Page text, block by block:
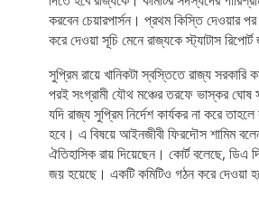
করবেন চেয়ারপার্সন। প্রথম কিস্তি দেওয়ার পর
করে দেওয়া সূচি মেনে রাজ্যকে স্ট্যাটাস
সুপ্রিম রায়ে খানিকটা স্বস্তিতে রাজ্য সরকারি
পরই সংগ্রামী যৌথ মঞ্চের তরফে ভাস্কর ঘোষ
যদি রাজ্য সুপ্রিম নির্দেশ কার্যকর না করে
হবে। এ বিষয়ে আইনজীবী ফিরদৌস শামিম
ঐতিহাসিক রায় দিয়েছেন। কোর্ট বলেছে, ডিএ
জয় হয়েছে। একটি কমিটিও গঠন করে দেওয়া